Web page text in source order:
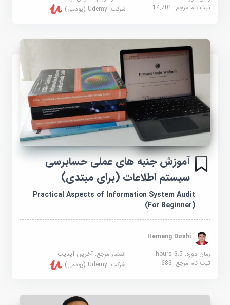
ثبت نام مرجع:14,701 شرکت:Udemy (یودمی)
آموزش جنبه های عملی حسابرسی
سیستم اطلاعات (برای مبتدی)
Practical Aspects of Information System Audit
(For Beginner)
Hemang Doshi
زمان دوره: 3.5 hours
انتشار مرجع:آخرین آپدیت
ثبت نام مرجع:683 شرکت:Udemy (یودمی)